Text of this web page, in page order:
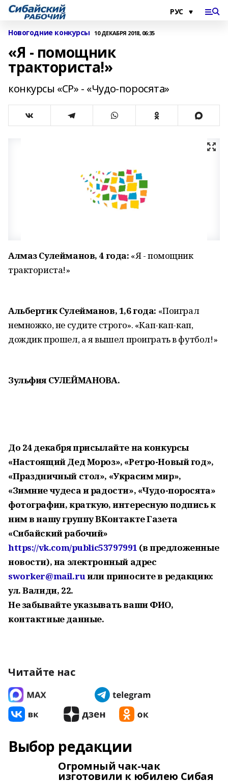
Новогодние конкурсы 10 ДЕКАБРЯ 2018, 06:35
«Я - помощник
тракториста!»
конкурсы «СР» - «Чудо-поросята»
Алмаз Сулейманов, 4 года: «Я - помощник
тракториста!»
Альбертик Сулейманов, 1,6 года: «Поиграл
немножко, не судите строго». «Кап-кап-кап,
дождик прошел, а я вышел проиграть в футбол!»
Зульфия СУЛЕЙМАНОВА.
До 24 декабря присылайте на конкурсы
«Настоящий Дед Мороз», «Ретро-Новый год»,
«Праздничный стол», «Украсим мир»,
«Зимние чудеса и радости», «Чудо-поросята»
фотографии, краткую, интересную подпись к
ним в нашу группу ВКонтакте Газета
«Сибайский рабочий»
https://vk.com/public53797991 (в предложенные
новости), на электронный адрес
sworker@mail.ruили приносите в редакцию:
ул. Валиди, 22.
Не забывайте указывать ваши ФИО,
контактные данные.
Читайте нас
Выбор редакции
Огромный чак-чак
изготовили к юбилею Сибая